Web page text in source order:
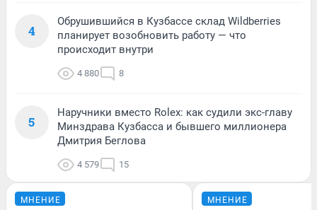
4
Обрушившийся в Кузбассе склад Wildberries
планирует возобновить работу — что
происходит внутри
4 880 8
5
Наручники вместо Rolex: как судили экс-главу
Минздрава Кузбасса и бывшего миллионера
Дмитрия Беглова
4 579 15
МНЕНИЕ МНЕНИЕ